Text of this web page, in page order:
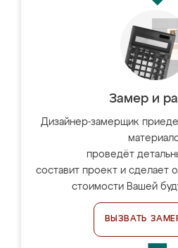
Замер и
Дизайнер-замерщик
проведёт
составит проект и сделает
стоимости Вашей
ВЫЗВАТЬ